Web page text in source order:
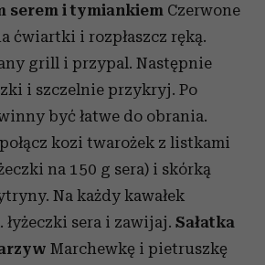
serem i tymiankiem Czerwone
ćwiartki i rozpłaszcz ręką.
grill i przypal. Następnie
i szczelnie przykryj. Po
być łatwe do obrania.
kozi twarożek z listkami
na 150 g sera) i skórką
Na każdy kawałek
łyżeczki sera i zawijaj. Sałatka
Marchewkę i pietruszkę